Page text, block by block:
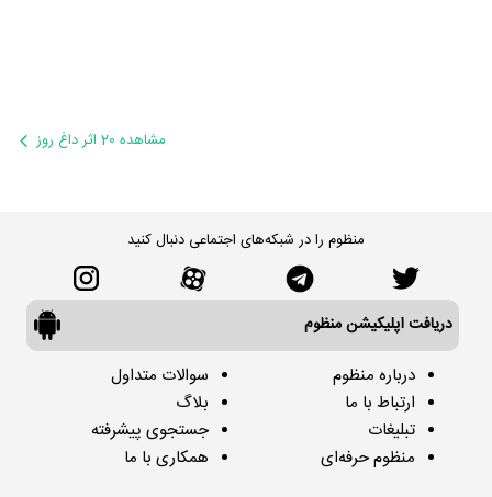
مشاهده 20 اثر داغ روز
منظوم را در شبکه‌های اجتماعی دنبال کنید
دریافت اپلیکیشن منظوم
درباره منظوم
ارتباط با ما
تبلیغات
منظوم حرفه‌ای
سوالات متداول
بلاگ
جستجوی پیشرفته
همکاری با ما